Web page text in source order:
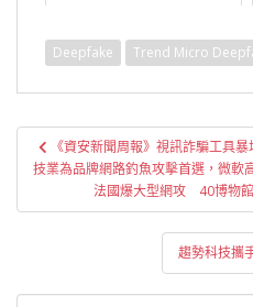
Deepfake Trend Micro
文
章
《資安新聞周報》視訊詐騙工具
技業為品牌網路釣魚攻擊首選，微軟
法國爆大型網攻 40博物館
趨勢科技攜